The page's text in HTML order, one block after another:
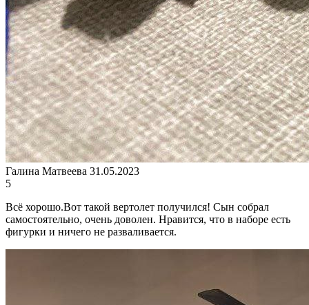
Галина Матвеева 31.05.2023
5
Всё хорошо.Вот такой вертолет получился! Сын собрал
самостоятельно, очень доволен. Нравится, что в наборе есть
фигурки и ничего не разваливается.